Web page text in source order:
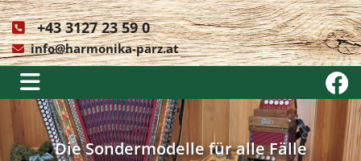
 +43 3127 23 59 0
 info@harmonika-parz.at
Die Sondermodelle für alle Fälle